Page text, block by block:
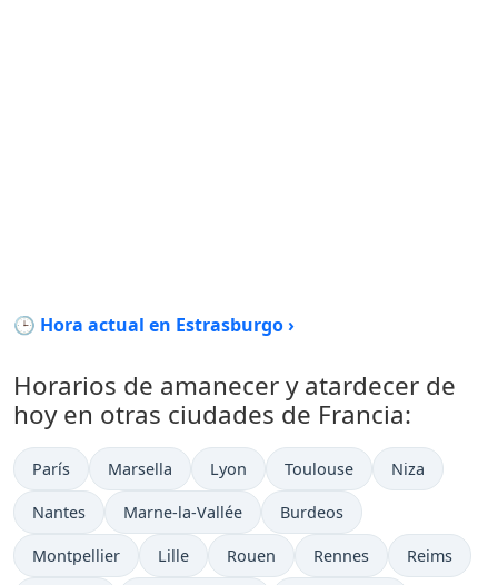
🕒 Hora actual en Estrasburgo ›
Horarios de amanecer y atardecer de
hoy en otras ciudades de Francia:
París Marsella Lyon Toulouse Niza
Nantes Marne-la-Vallée Burdeos
Montpellier Lille Rouen Rennes Reims